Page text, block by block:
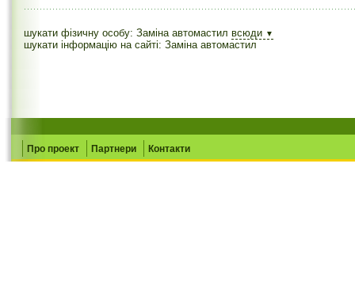
шукати фізичну особу: Заміна автомастил всюди ▼
шукати інформацію на сайті: Заміна автомастил
Про проект Партнери Контакти